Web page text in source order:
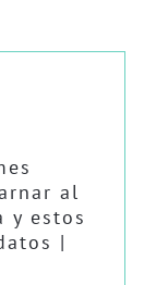
al
y estos
|